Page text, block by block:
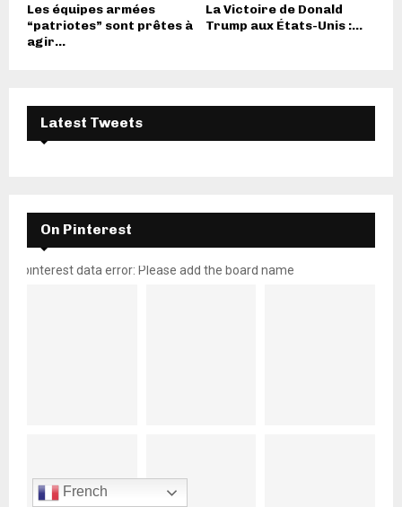
Les équipes armées
“patriotes” sont prêtes à
agir...
La Victoire de Donald
Trump aux États-Unis :...
Latest Tweets
On Pinterest
pinterest data error: Please add the board name
French